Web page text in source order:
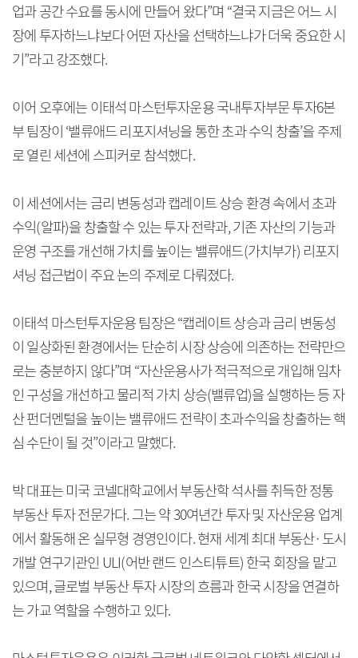
업과 공간 수요를 동시에 만들어 왔다”며 “결국 지금은 어느 시
장에 투자하느냐보다 어떤 자산을 선택하느냐가 더욱 중요한 시
기”라고 강조했다.
이어 오후에는 이태석 마스턴투자운용 국내투자부문 투자6본
부 팀장이 ‘밸류애드 리포지셔닝을 통한 초과 수익 창출’을 주제
로 열린 세션에 스피커로 참석했다.
이 세션에서는 금리 변동성과 캡레이트 상승 환경 속에서 초과
수익(알파)을 창출할 수 있는 투자 전략과, 기존 자산의 기능과
운영 구조를 개선해 가치를 높이는 밸류애드(가치부가) 리포지
셔닝 접근법이 주요 논의 주제로 다뤄졌다.
이태석 마스턴투자운용 팀장은 “캡레이트 상승과 금리 변동성
이 일상화된 환경에서는 단순히 시장 상승에 의존하는 전략만으
로는 충분하지 않다”며 “자산운용사가 적극적으로 개입해 임차
인 구성을 개선하고 물리적 가치 상승(밸류업)을 실행하는 등 자
산 펀더멘털을 높이는 밸류애드 전략이 초과수익을 창출하는 핵
심 수단이 될 것”이라고 말했다.
박 대표는 미국 코넬대학교에서 부동산학 석사를 취득한 정통
부동산 투자 전문가다. 그는 약 30여년간 투자 및 자산운용 업계
에서 활동해 온 실무형 경영인이다. 현재 세계 최대 부동산·도시
개발 연구기관인 ULI(어반 랜드 인스티튜트) 한국 회장을 맡고
있으며, 글로벌 부동산 투자 시장의 흐름과 한국 시장을 연결하
는 가교 역할을 수행하고 있다.